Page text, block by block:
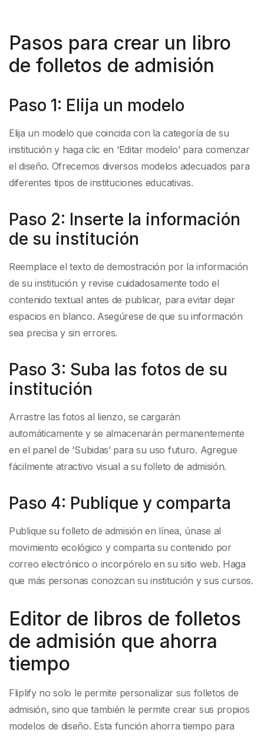
Pasos para crear un libro
de folletos de admisión
Paso 1: Elija un modelo
Elija un modelo que coincida con la categoría de su
institución y haga clic en ‘Editar modelo’ para comenzar
el diseño. Ofrecemos diversos modelos adecuados para
diferentes tipos de instituciones educativas.
Paso 2: Inserte la información
de su institución
Reemplace el texto de demostración por la información
de su institución y revise cuidadosamente todo el
contenido textual antes de publicar, para evitar dejar
espacios en blanco. Asegúrese de que su información
sea precisa y sin errores.
Paso 3: Suba las fotos de su
institución
Arrastre las fotos al lienzo, se cargarán
automáticamente y se almacenarán permanentemente
en el panel de ‘Subidas’ para su uso futuro. Agregue
fácilmente atractivo visual a su folleto de admisión.
Paso 4: Publique y comparta
Publique su folleto de admisión en línea, únase al
movimiento ecológico y comparta su contenido por
correo electrónico o incorpórelo en su sitio web. Haga
que más personas conozcan su institución y sus cursos.
Editor de libros de folletos
de admisión que ahorra
tiempo
Fliplify no solo le permite personalizar sus folletos de
admisión, sino que también le permite crear sus propios
modelos de diseño. Esta función ahorra tiempo para